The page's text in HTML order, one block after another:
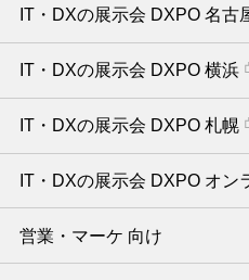
IT・DXの展示会 DXPO 名古
IT・DXの展示会 DXPO 横浜
IT・DXの展示会 DXPO 札幌
IT・DXの展示会 DXPO オン
営業・マーケ 向け